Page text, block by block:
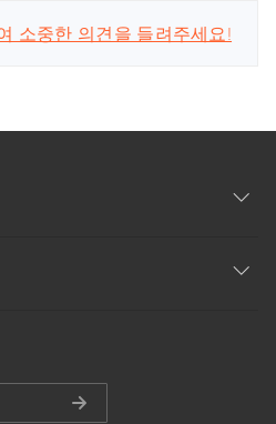
소중한 의견을 들려주세요!